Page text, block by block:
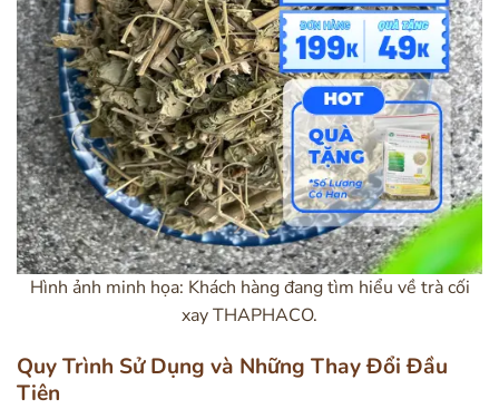
Hình ảnh minh họa: Khách hàng đang tìm hiểu về trà cối
xay THAPHACO.
Quy Trình Sử Dụng và Những Thay Đổi Đầu
Tiên